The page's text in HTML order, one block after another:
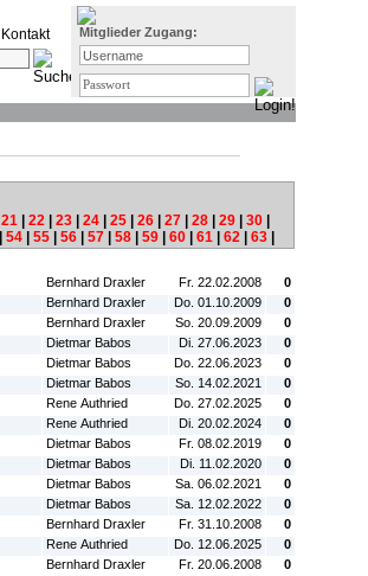
Kontakt Mitglieder Zugang:
21 22 23 24 25 26 27 28 29 30
54 55 56 57 58 59 60 61 62 63
Bernhard Draxler Fr. 22.02.2008
0
Bernhard Draxler Do. 01.10.2009
0
Bernhard Draxler So. 20.09.2009
0
Dietmar Babos Di. 27.06.2023
0
Dietmar Babos Do. 22.06.2023
0
Dietmar Babos So. 14.02.2021
0
Rene Authried Do. 27.02.2025
0
Rene Authried Di. 20.02.2024
0
Dietmar Babos Fr. 08.02.2019
0
Dietmar Babos Di. 11.02.2020
0
Dietmar Babos Sa. 06.02.2021
0
Dietmar Babos Sa. 12.02.2022
0
Bernhard Draxler Fr. 31.10.2008
0
Rene Authried Do. 12.06.2025
0
Bernhard Draxler Fr. 20.06.2008
0